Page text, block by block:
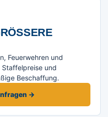
M
Feuerwehren und
und
Beschaffung.
→